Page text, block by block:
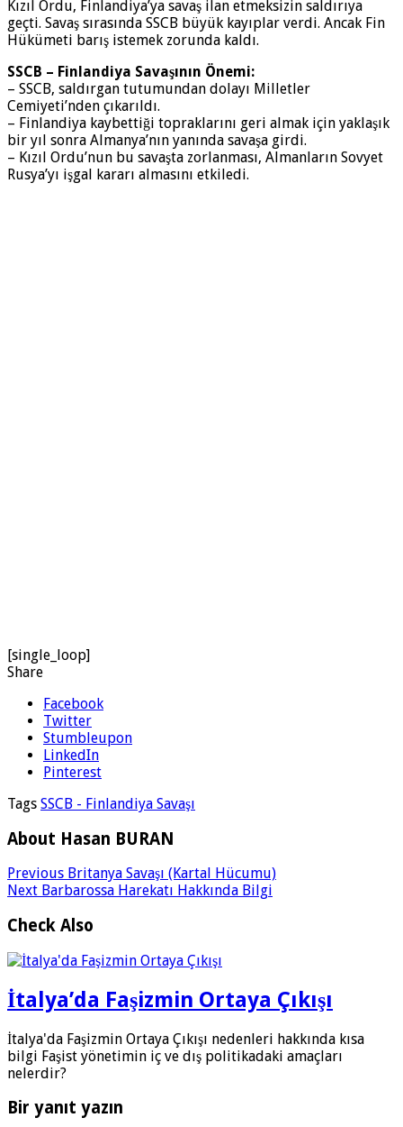
Kızıl Ordu, Finlandiya’ya savaş ilan etmeksizin saldırı­ya
geçti. Savaş sırasında SSCB büyük kayıplar verdi. Ancak Fin
Hükümeti barış istemek zorunda kaldı.
SSCB – Finlandiya Savaşının Önemi:
– SSCB, saldırgan tutumundan dolayı Milletler
Cemiyeti’nden çıkarıldı.
– Finlandiya kaybettiği topraklarını geri almak için yaklaşık
bir yıl sonra Almanya’nın yanında savaşa girdi.
– Kızıl Ordu’nun bu savaşta zorlanması, Almanların Sovyet
Rusya’yı işgal kararı almasını etkiledi.
[single_loop]
Share
Facebook
Twitter
Stumbleupon
LinkedIn
Pinterest
Tags SSCB - Finlandiya Savaşı
About Hasan BURAN
Previous Britanya Savaşı (Kartal Hücumu)
Next Barbarossa Harekatı Hakkında Bilgi
Check Also
İtalya’da Faşizmin Ortaya Çıkışı
İtalya'da Faşizmin Ortaya Çıkışı nedenleri hakkında kısa
bilgi Faşist yönetimin iç ve dış politikadaki amaçları
nelerdir?
Bir yanıt yazın